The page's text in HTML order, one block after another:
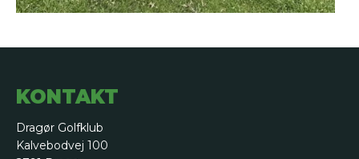
KONTAKT
Dragør Golfklub
Kalvebodvej 100